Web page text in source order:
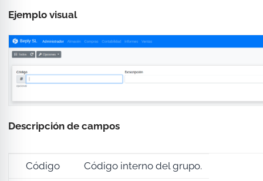
Ejemplo visual
Descripción de campos
Código Código interno del grupo.